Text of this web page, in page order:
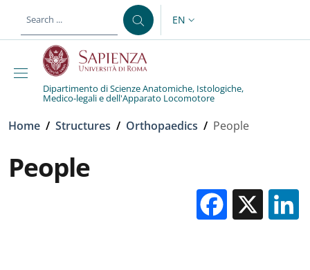
LANGUAGE SWITCHER:
EN
Dipartimento di Scienze Anatomiche, Istologiche,
Medico-legali e dell'Apparato Locomotore
Breadcrumb
Home / Structures / Orthopaedics / People
People
X